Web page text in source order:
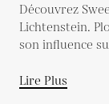
Découvrez
Lichtenstein.
son influence
Lire Plus